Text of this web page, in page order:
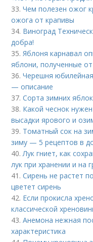
33.Чем полезен ожог
ожога от крапивы
34. Виноград
добра!
35.Яблоня карнавал
яблони, полученные
36.Черешня
— описание
37.Сорта зимних
38. Какой чеснок
высадки ярового и
39. Томатный сок на
зиму — 5 рецептов в
40.Лук гниет, как
лук при хранении и на
41.Сирень не растет
цветет сирень
42. Если прокисла
классической
43.Анемона нежная
характеристика